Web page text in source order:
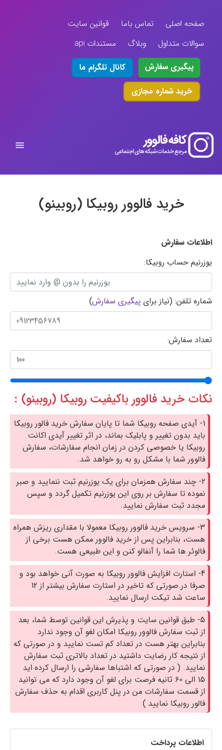
صفحه اصلی تماس باما
قوانین سایت
سوالات متداول
وبلاگ
مستندات api
پیگیری سفارش
کانال تلگرام ما
خرید شماره مجازی
خرید فالوور روبیکا (روبینو)
اطلاعات سفارش
یوزرنیم حساب روبیکا:
شماره تلفن: (نیاز برای پیگیری سفارش)
تعداد سفارش:
نکات خرید فالوور باکیفیت روبیکا (روبینو) :
1- آیدی صفحه روبیکا شما تا پایان سفارش خرید فالور روبیکا
باید بدون تغییر و پابلیک بماند، در اثر تغییر آیدی اکانت
روبیکا یا خصوصی کردن در زمان انجام سفارشات، سفارش
فالوور شما با مشکل رو به رو خواهد شد.
2- چند سفارش همزمان برای یک یوزرنیم ثبت ننمایید و صبر
نموده تا سفارش بر روی این یوزرنیم تکمیل گردد و سپس
مجدد ثبت سفارش نمایید.
3- سرویس خرید فالوور روبیکا معمولا با مقداری ریزش همراه
هست، بنابراین پس از خرید فالوور ممکن هست برخی از
فالوئر ها شما را آنفالو کنن و این طبیعی هست.
4- استارت افزایش فالوور روبیکا به صورت آنی خواهد بود و
صرفا در صورتی که تاخیر در استارت سفارش بیشتر از 12
ساعت شد تیکت ارسال نمایید.
5- طبق قوانین سایت و پذیرش این قوانین توسط شما، بعد
از ثبت سفارش فالوور روبیکا امکان لغو آن وجود ندارد
بنابراین بهتر هست در تعداد کم تست نمایید و در صورتی که
از نتیجه کار رضایت داشتید در تعداد بالاتری ثبت سفارش
نمایید. ( در صورتی که اشتباها سفارشی را ارسال کرده اید
۱۵ الی ۶۰ ثانیه فرصت برای لغو آن وجود دارد که می توانید
از قسمت سفارشات من در پنل کاربری اقدام به حذف سفارش
فالور روبیکا نمایید )
اطلاعات پرداخت